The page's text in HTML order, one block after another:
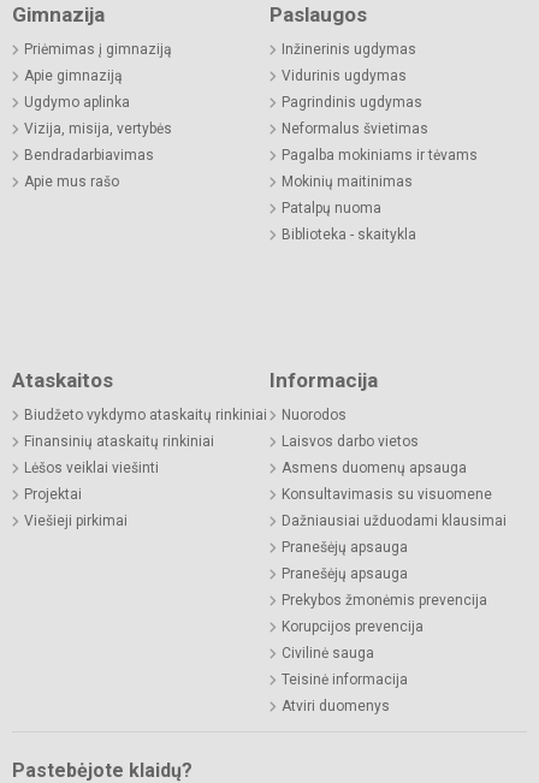
Gimnazija
Priėmimas į gimnaziją
Apie gimnaziją
Ugdymo aplinka
Vizija, misija, vertybės
Bendradarbiavimas
Apie mus rašo
Paslaugos
Inžinerinis ugdymas
Vidurinis ugdymas
Pagrindinis ugdymas
Neformalus švietimas
Pagalba mokiniams ir tėvams
Mokinių maitinimas
Patalpų nuoma
Biblioteka - skaitykla
Ataskaitos
Biudžeto vykdymo ataskaitų rinkiniai
Finansinių ataskaitų rinkiniai
Lėšos veiklai viešinti
Projektai
Viešieji pirkimai
Informacija
Nuorodos
Laisvos darbo vietos
Asmens duomenų apsauga
Konsultavimasis su visuomene
Dažniausiai užduodami klausimai
Pranešėjų apsauga
Pranešėjų apsauga
Prekybos žmonėmis prevencija
Korupcijos prevencija
Civilinė sauga
Teisinė informacija
Atviri duomenys
Pastebėjote klaidų?